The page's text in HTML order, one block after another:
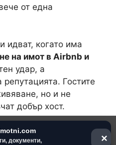
от една
идват, когато има
на имот в Airbnb и
удар, а
Гостите
но и не
добър хост.
отдаването на
документи,
×